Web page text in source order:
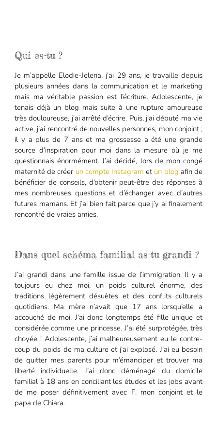
Qui es-tu ?
Je m’appelle Elodie-Jelena, j’ai 29 ans, je travaille depuis
plusieurs années dans la communication et le marketing
mais ma véritable passion est l’écriture. Adolescente, je
tenais déjà un blog mais suite à une rupture amoureuse
très douloureuse, j’ai arrêté d’écrire. Puis, j’ai débuté ma vie
active, j’ai rencontré de nouvelles personnes, mon conjoint ;
il y a plus de 7 ans et ma grossesse a été une grande
source d’inspiration pour moi dans la mesure où je me
questionnais énormément. J’ai décidé, lors de mon congé
maternité de créer un compte Instagram et un blog afin de
bénéficier de conseils, d’obtenir peut-être des réponses à
mes nombreuses questions et d’échanger avec d’autres
futures mamans. Et j’ai bien fait parce que j’y ai finalement
rencontré de vraies amies.
Dans quel schéma familial as-tu grandi ?
J’ai grandi dans une famille issue de l’immigration. Il y a
toujours eu chez moi, un poids culturel énorme, des
traditions légèrement désuètes et des conflits culturels
quotidiens. Ma mère n’avait que 17 ans lorsqu’elle a
accouché de moi. J’ai donc longtemps été fille unique et
considérée comme une princesse. J’ai été surprotégée, très
choyée ! Adolescente, j’ai malheureusement eu le contre-
coup du poids de ma culture et j’ai explosé. J’ai eu besoin
de quitter mes parents pour m’émanciper et trouver ma
liberté individuelle. J’ai donc déménagé du domicile
familial à 18 ans en conciliant les études et les jobs avant
de me poser définitivement avec F. mon conjoint et le
papa de Chiara.